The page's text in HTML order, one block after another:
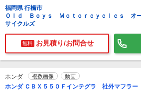
福岡県 行橋市
Ｏｌｄ Ｂｏｙｓ Ｍｏｔｏｒｃｙｃｌｅｓ オー
サイクルズ
無料 お見積り/お問合せ
ホンダ 複数画像 動画
ホンダ ＣＢＸ５５０Ｆインテグラ 社外マフラー